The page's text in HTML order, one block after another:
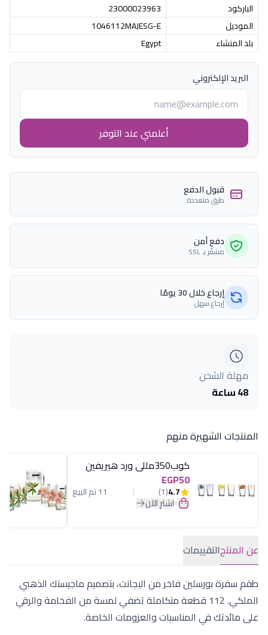
الباركود
23000023963
الموديل
1046112MAJESG-E
بلد المنشاء
Egypt
البريد الإلكتروني
أعلمني عند التوفر
قبول الدفع
طرق متعددة
دفع آمن
مشفّر بـ SSL
إرجاع خلال 30 يومًا
إرجاع سهل
مهلة الشحن
48 ساعة
المنتجات الشهيرة منهم
كوب350مللى ورد هيريفين
EGP50
4.7
(1) 11 تم البيع
اشترِ الآن
عن المنتجالتقييمات
طقم سفرة بورسلين فاخر من اليجانت، بتصميم ماجيستك الذهبي
الملكي. 112 قطعة متكاملة تضفي لمسة من الفخامة والرقي
على مائدتك في المناسبات والعزومات الخاصة.